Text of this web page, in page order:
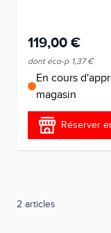
119,00 €
dont éco-p 1,37 €
En cours
magasin
Réserver
2 articles